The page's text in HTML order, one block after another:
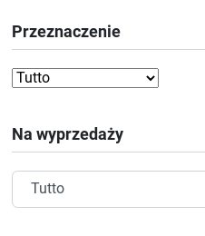
Przeznaczenie
Na wyprzedaży